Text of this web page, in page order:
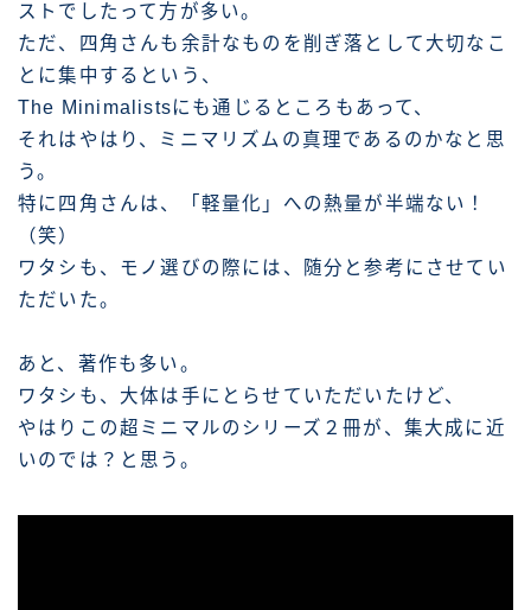
ストでしたって方が多い。
ただ、四角さんも余計なものを削ぎ落として大切なこ
とに集中するという、
The Minimalistsにも通じるところもあって、
それはやはり、ミニマリズムの真理であるのかなと思
う。
特に四角さんは、「軽量化」への熱量が半端ない！
（笑）
ワタシも、モノ選びの際には、随分と参考にさせてい
ただいた。
あと、著作も多い。
ワタシも、大体は手にとらせていただいたけど、
やはりこの超ミニマルのシリーズ２冊が、集大成に近
いのでは？と思う。